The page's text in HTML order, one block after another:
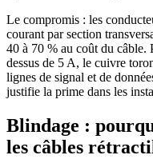
Le compromis : les
courant par section
40 à 70 % au coût du câble.
dessus de 5 A, le cuivre
lignes de signal et de
justifie la prime dans les
Blindage :
les câbles